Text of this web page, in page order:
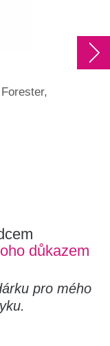
důkazem
pro mého